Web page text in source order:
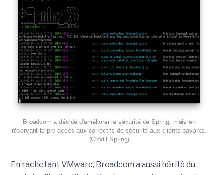
Broadcom a décidé d'améliorer la sécurité de Spring, mais en
réservant le pré-accès aux correctifs de sécurité aux clients payants.
(Crédit Spring)
En rachetant VMware, Broadcom a aussi hérité du